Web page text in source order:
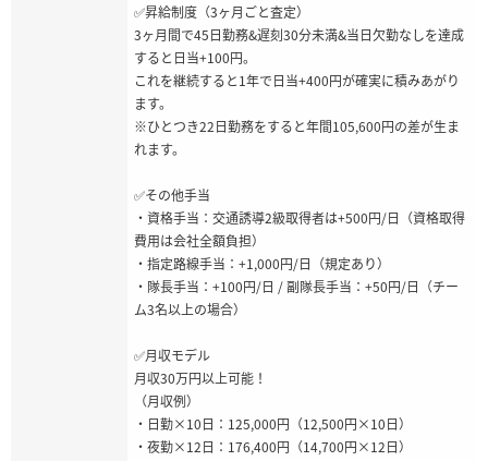
✅昇給制度（3ヶ月ごと査定）
3ヶ月間で45日勤務&遅刻30分未満&当日欠勤なしを達成
すると日当+100円。
これを継続すると1年で日当+400円が確実に積みあがり
ます。
※ひとつき22日勤務をすると年間105,600円の差が生ま
れます。
✅その他手当
・資格手当：交通誘導2級取得者は+500円/日（資格取得
費用は会社全額負担）
・指定路線手当：+1,000円/日（規定あり）
・隊長手当：+100円/日 / 副隊長手当：+50円/日（チー
ム3名以上の場合）
✅月収モデル
月収30万円以上可能！
（月収例）
・日勤×10日：125,000円（12,500円×10日）
・夜勤×12日：176,400円（14,700円×12日）